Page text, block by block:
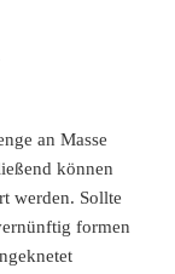
an Masse
können
werden. Sollte
formen